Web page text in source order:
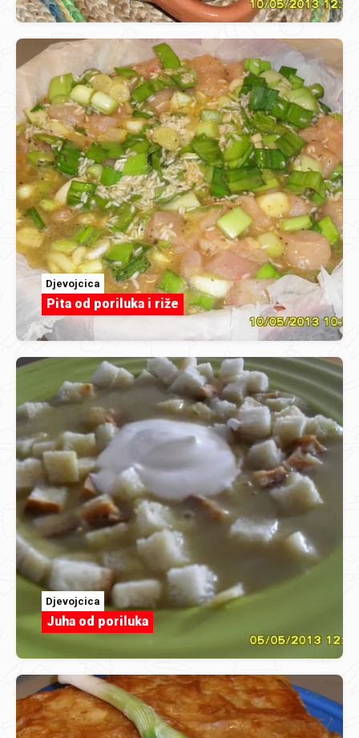
Djevojcica
Pita od poriluka i riže
Djevojcica
Juha od poriluka